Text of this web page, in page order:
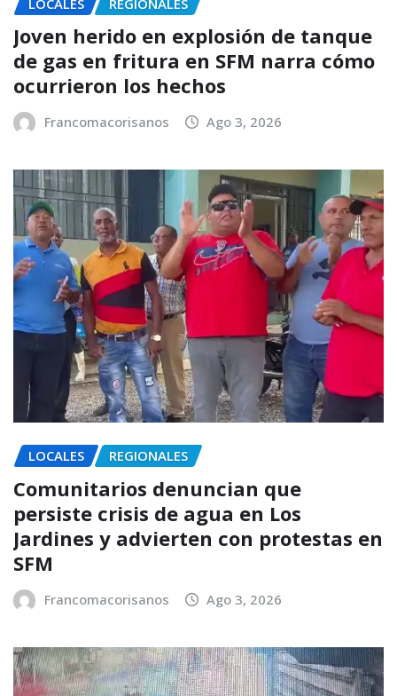
Joven herido en explosión de tanque
de gas en fritura en SFM narra cómo
ocurrieron los hechos
Francomacorisanos Ago 3, 2026
LOCALES REGIONALES
Comunitarios denuncian que
persiste crisis de agua en Los
Jardines y advierten con protestas en
SFM
Francomacorisanos Ago 3, 2026